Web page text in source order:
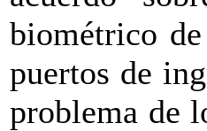
biométrico
puertos de
problema de